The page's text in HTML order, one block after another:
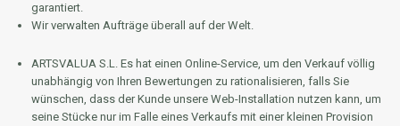
garantiert.
Wir verwalten Aufträge überall auf der Welt.
ARTSVALUA S.L. Es hat einen Online-Service, um den Verkauf völlig
unabhängig von Ihren Bewertungen zu rationalisieren, falls Sie
wünschen, dass der Kunde unsere Web-Installation nutzen kann, um
seine Stücke nur im Falle eines Verkaufs mit einer kleinen Provision